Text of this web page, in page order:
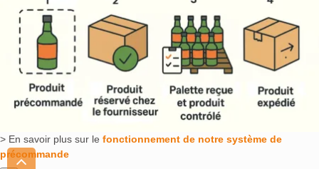
> En savoir plus sur le fonctionnement de notre système de
précommande